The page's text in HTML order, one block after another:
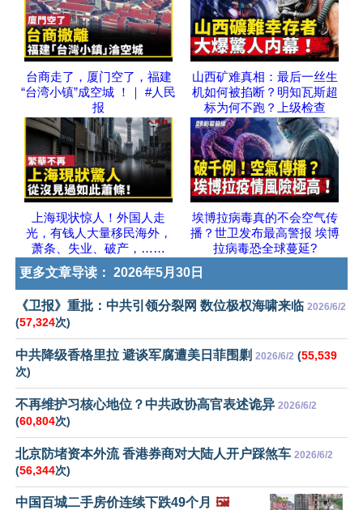
台商走了，厦门空了，福建
“台湾小镇”成空城 ！｜ #人民
报
山西矿难真相：最后一丝生
机如何被掐断？明知瓦斯超
标为何不跑？上级检查
上海现状惊人！外国人走
光，有钱人大量移民海外，
萧条、失业、破产，……
埃博拉病毒真的不会空气传
播？世卫发布最高警报 埃博
拉病毒恐全球蔓延?
更多文章导读： 2026年5月30日
《卫报》重批：中共引领分裂网 数位极权海啸来临 2026/6/2
(57,324次)
中共降级香格里拉 避谈军腐遭美日菲围剿 2026/6/2 (55,539
次)
不再维护习核心地位？中共政协高官表述诡异 2026/6/2
(60,804次)
北京防堵资本外流 香港券商对大陆人开户踩煞车 2026/6/2
(56,344次)
中国百城二手房价连续下跌49个月 🖼️